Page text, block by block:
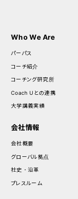
Who We Are
パーパス
コーチ紹介
コーチング研究所
Coach Uとの連携
大学講義実績
会社情報
会社概要
グローバル拠点
社史・沿革
プレスルーム